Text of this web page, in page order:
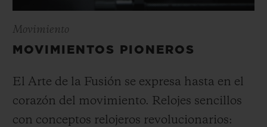
Movimiento
MOVIMIENTOS PIONEROS
El Arte de la Fusión se expresa hasta en el
corazón del movimiento. Relojes sencillos
con conceptos relojeros revolucionarios: